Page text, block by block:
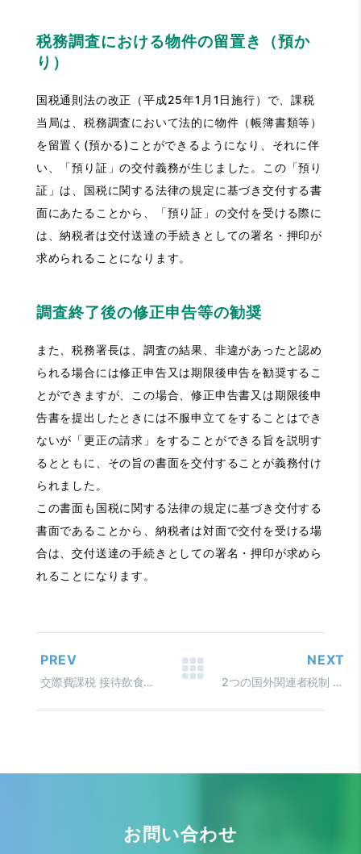
税務調査における物件の留置き（預か
り）
国税通則法の改正（平成25年1月1日施行）で、課税
当局は、税務調査において法的に物件（帳簿書類等）
を留置く(預かる)ことができるようになり、それに伴
い、「預り証」の交付義務が生じました。この「預り
証」は、国税に関する法律の規定に基づき交付する書
面にあたることから、「預り証」の交付を受ける際に
は、納税者は交付送達の手続きとしての署名・押印が
求められることになります。
調査終了後の修正申告等の勧奨
また、税務署長は、調査の結果、非違があったと認め
られる場合には修正申告又は期限後申告を勧奨するこ
とができますが、この場合、修正申告書又は期限後申
告書を提出したときには不服申立てをすることはでき
ないが「更正の請求」をすることができる旨を説明す
るとともに、その旨の書面を交付することが義務付け
られました。
この書面も国税に関する法律の規定に基づき交付する
書面であることから、納税者は対面で交付を受ける場
合は、交付送達の手続きとしての署名・押印が求めら
れることになります。
PREV
交際費課税 接待飲食費とその範囲
NEXT
2つの国外関連者税制 移転価格と国外関連者への寄附金
お問い合わせ